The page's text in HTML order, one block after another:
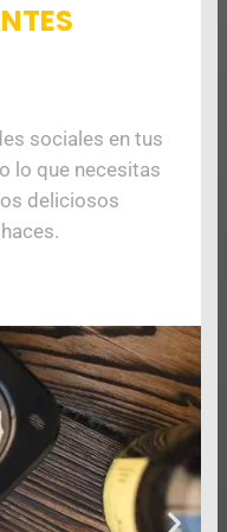
sociales en tus
lo que necesitas
deliciosos